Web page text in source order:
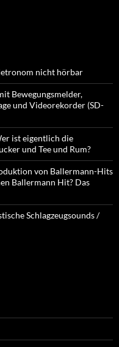
nicht hörbar
Bewegungsmelder,
und Videorekorder (SD-
ist eigentlich die
und Tee und Rum?
von Ballermann-Hits
Ballermann Hit? Das
Schlagzeugsounds /